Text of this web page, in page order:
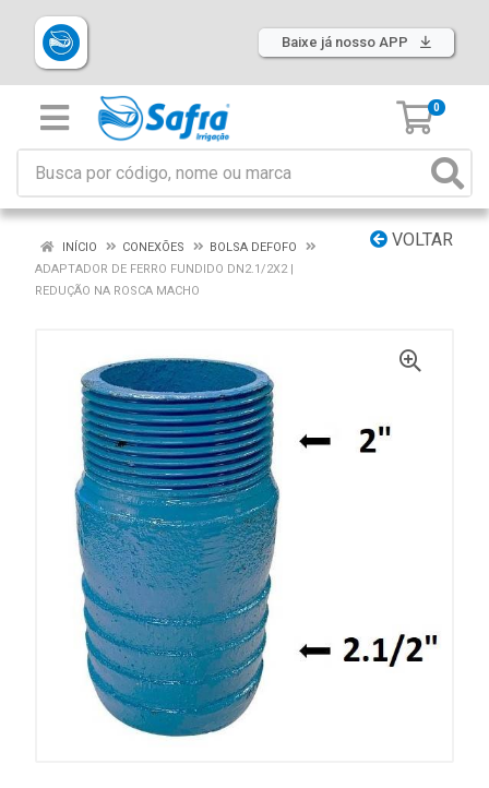
Baixe já nosso APP
0
VOLTAR
INÍCIO CONEXÕES
BOLSA DEFOFO
ADAPTADOR DE FERRO FUNDIDO DN2.1/2X2 |
REDUÇÃO NA ROSCA MACHO